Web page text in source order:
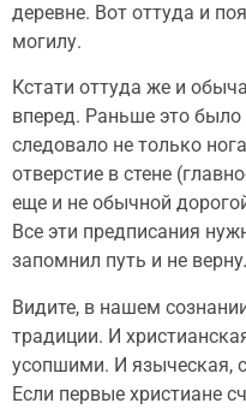
деревне. Вот оттуда и
могилу.
Кстати оттуда же и
вперед. Раньше это
следовало не только
отверстие в стене
еще и не обычной
Все эти предписания
запомнил путь и не
Видите, в нашем
традиции. И
усопшими. И языческая,
Если первые христиане